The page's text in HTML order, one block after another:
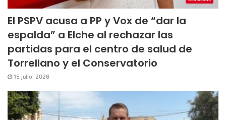
El PSPV acusa a PP y Vox de “dar la
espalda” a Elche al rechazar las
partidas para el centro de salud de
Torrellano y el Conservatorio
15 julio, 2026